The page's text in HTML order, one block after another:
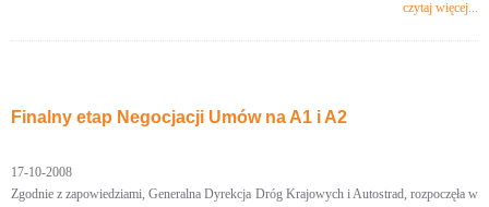
czytaj więcej...
Finalny etap Negocjacji Umów na A1 i A2
17-10-2008
Zgodnie z zapowiedziami, Generalna Dyrekcja Dróg Krajowych i Autostrad, rozpoczęła w